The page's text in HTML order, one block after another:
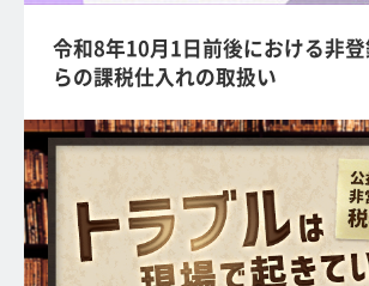
令和8年10月1日前後における非
らの課税仕入れの取扱い